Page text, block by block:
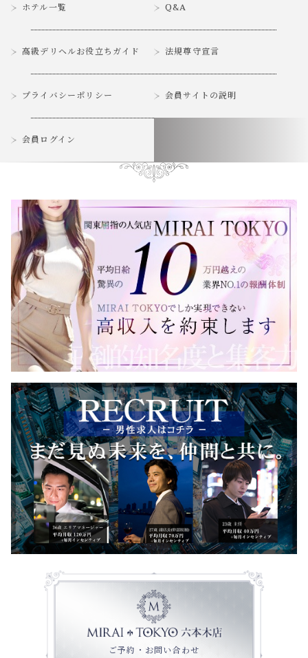
ホテル一覧 Q&A
高級デリヘルお役立ちガイド 法規尊守宣言
プライバシーポリシー 会員サイトの説明
会員ログイン
ご予約・お問い合わせ